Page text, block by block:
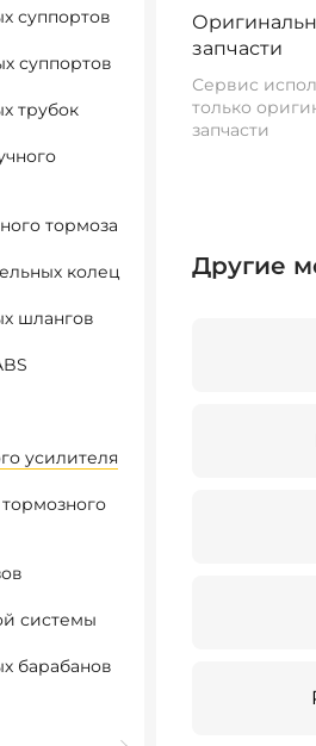
суппортов
суппортов
трубок
тормоза
колец
шлангов
усилителя
системы
барабанов
запчасти
Сервис
только
запчасти
Другие